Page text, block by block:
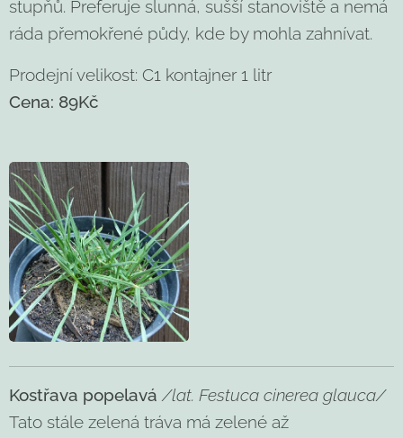
stupňů. Preferuje slunná, sušší stanoviště a nemá
ráda přemokřené půdy, kde by mohla zahnívat.
Prodejní velikost: C1 kontajner 1 litr
Cena: 89Kč
Kostřava popelavá /lat. Festuca cinerea glauca/
Tato stále zelená tráva má zelené až